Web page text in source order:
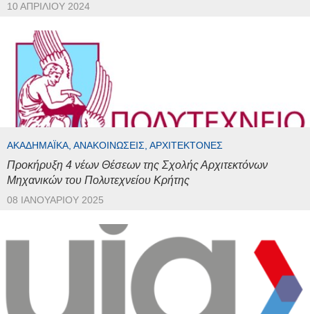
10 ΑΠΡΙΛΊΟΥ 2024
ΑΚΑΔΗΜΑΪΚΆ, ΑΝΑΚΟΙΝΏΣΕΙΣ, ΑΡΧΙΤΈΚΤΟΝΕΣ
Προκήρυξη 4 νέων Θέσεων της Σχολής Αρχιτεκτόνων
Μηχανικών του Πολυτεχνείου Κρήτης
08 ΙΑΝΟΥΑΡΊΟΥ 2025